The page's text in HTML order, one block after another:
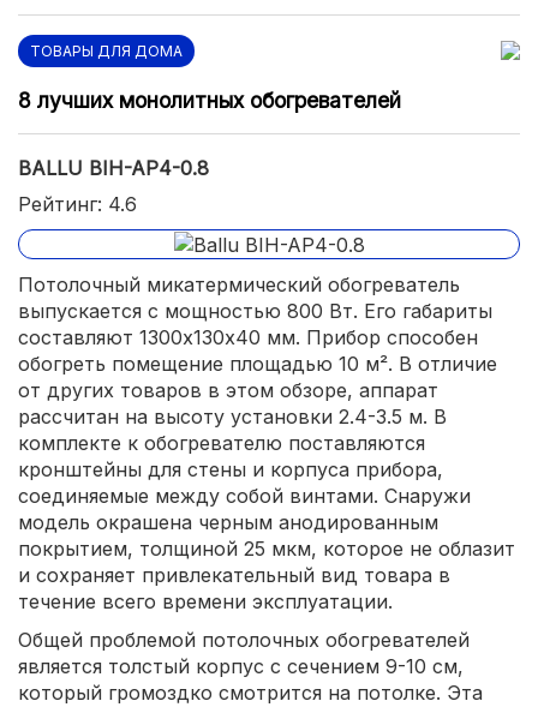
ТОВАРЫ ДЛЯ ДОМА
8 лучших монолитных обогревателей
BALLU BIH-AP4-0.8
Рейтинг: 4.6
Потолочный микатермический обогреватель
выпускается с мощностью 800 Вт. Его габариты
составляют 1300х130х40 мм. Прибор способен
обогреть помещение площадью 10 м². В отличие
от других товаров в этом обзоре, аппарат
рассчитан на высоту установки 2.4-3.5 м. В
комплекте к обогревателю поставляются
кронштейны для стены и корпуса прибора,
соединяемые между собой винтами. Снаружи
модель окрашена черным анодированным
покрытием, толщиной 25 мкм, которое не облазит
и сохраняет привлекательный вид товара в
течение всего времени эксплуатации.
Общей проблемой потолочных обогревателей
является толстый корпус с сечением 9-10 см,
который громоздко смотрится на потолке. Эта